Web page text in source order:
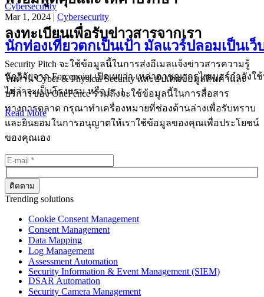
Cybersecurity
Mar 1, 2024 | Cybersecurity
นักท่องเที่ยวตกเป็นเป้า มัลแวร์ปลอมเป็นเ
นักวิจัยจาก Forcepoint เปิดเผยว่า เหล่าอาชญากรไซเบอร์กำ
ไม่ว่าจะเป็นโรงแรม หรือ […]
Read More
ลงทะเบียนเพื่อรับข่าวสารจากเรา
Security Pitch จะใช้ข้อมูลนี้ในการส่งอีเมลแจ้งข่าวสารความรู้
ในด้าน Cyber & Physical Security และอัปเดตข้อมูลสินค้าและ
บริการของ OneFence รวมถึงจะใช้ข้อมูลนี้ในการสื่อสาร
ทางการตลาด กรุณาทำเครื่องหมายที่ช่องด้านล่างเพื่อรับทราบ
และยินยอมในการอนุญาตให้เราใช้ข้อมูลของคุณเพื่อประโยชน์
ของคุณเอง
Trending solutions
Cookie Consent Management
Consent Management
Data Mapping
Log Management
Assessment Automation
Security Information & Event Management (SIEM)
DSAR Automation
Security Camera Management